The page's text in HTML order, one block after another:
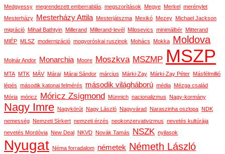
Medgyessy megrendezett emberrablás megszorítások Megye Merkel
merénylet
Mesterházy
Mesterházy Attila Mesterjátszma Mexikó Mezey Michael Jackson
migráció Mihail Bathtyin Millerand Millerand-levél Milosevics minimálbér Mitterand
MIÉP MLSZ modernizáció mogyoróskai ruszinok Mohács Mokka Moldova
Molnár Andor Monarchia Moore Moszkva MSZMP MSZP
MTA MTK MÁV Márai Márai Sándor március Márki-Zay Márki-Zay Péter Másfélmillió
lépés második katonai felmérés második világháború média Mézga család
Mória móricz Móricz Zsigmond Münnich nacionalizmus Nagy-kormány
Nagy Imre Nagykörút Nagy László Nagyvárad Naraszinha oszlopa NDK
nemesség Nemzeti Sírkert nemzeti érzés neokonzervativizmus nevetés kultúrája
nevetés Mordóvia New Deal NKVD Novák Tamás NSZK nyilasok
Nyugat Néma forradalom németek Németh László